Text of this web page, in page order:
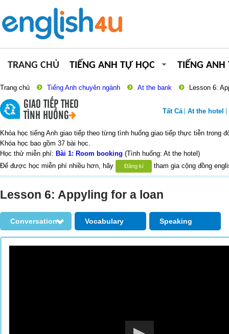
TRANG CHỦ TIẾNG ANH TỰ HỌC TIẾNG ANH
Trang chủ Tiếng Anh chuyên ngành At the bank Lesson 6:
GIAO TIẾP THEO
TÌNH HUỐNG
Tất Cả At the hotel
Khóa học tiếng Anh giao tiếp theo từng tình huống giao tiếp thực tiễn trong
Khóa học bao gồm 37 bài học.
Học thử miễn phí: Bài 1: Room booking (Tình huống: At the hotel)
Để được học miễn phí nhiều hơn, hãy
Đăng kí tham gia cộng đồng
Lesson 6: Appyling for a loan
Conversation Vocabulary Speaking